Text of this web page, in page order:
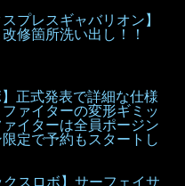
プレスギャバリオン】
修箇所洗い出し！！
】正式発表で詳細な仕様
ァイターの変形ギミッ
イターは全員ポージン
定で予約もスタートし
クスロボ】サーフェイサ